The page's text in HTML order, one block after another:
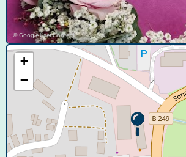
© Google User Content
+
−